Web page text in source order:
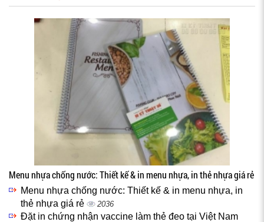
Menu nhựa chống nước: Thiết kế & in menu nhựa, in thẻ nhựa giá rẻ
Menu nhựa chống nước: Thiết kế & in menu nhựa, in
thẻ nhựa giá rẻ
2036
Đặt in chứng nhận vaccine làm thẻ đeo tại Việt Nam